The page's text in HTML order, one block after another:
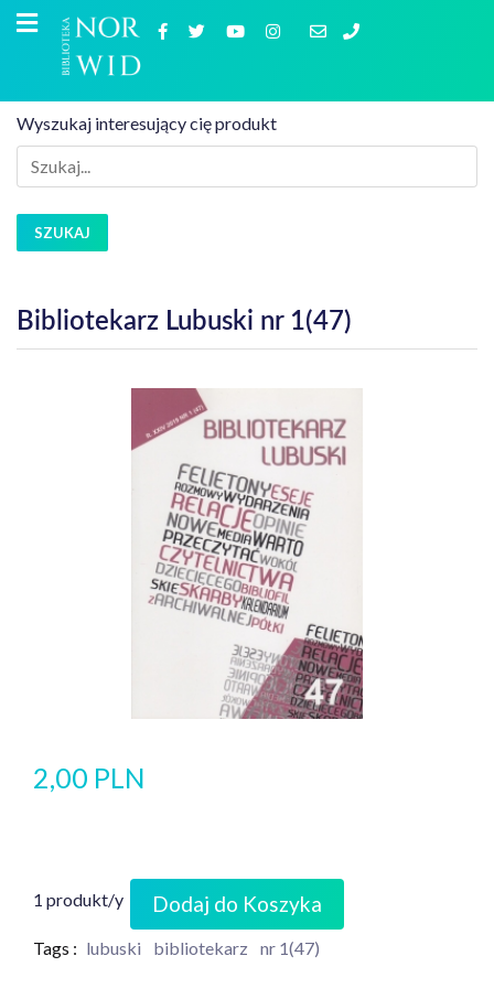
Wyszukaj interesujący cię produkt
SZUKAJ
Bibliotekarz Lubuski nr 1(47)
2,00 PLN
1 produkt/y Dodaj do Koszyka
Tags : lubuski bibliotekarz nr 1(47)